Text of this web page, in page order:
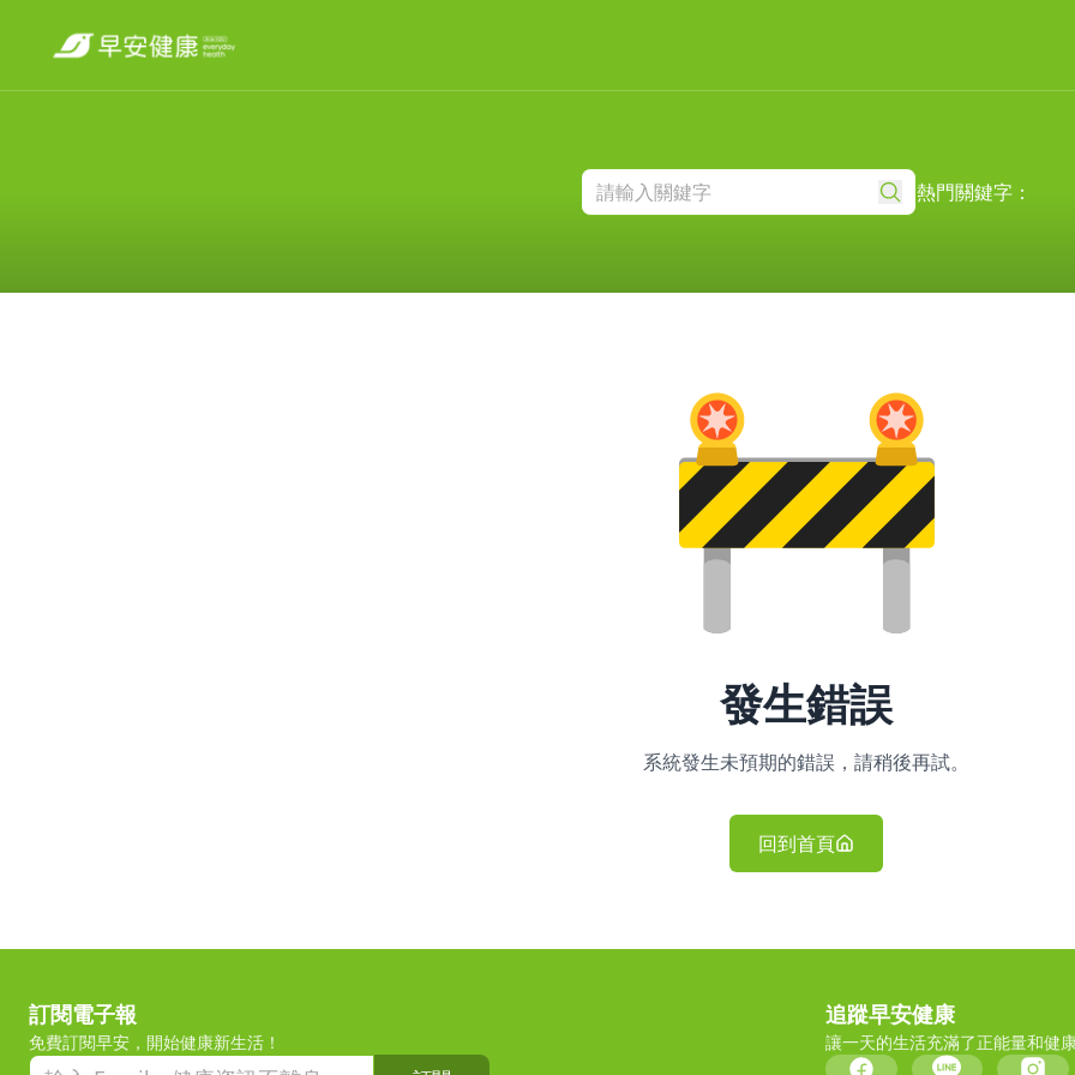
熱門關鍵字：
發生錯誤
系統發生未預期的錯誤，請稍後再試。
回到首頁
訂閱電子報
免費訂閱早安，開始健康新生活！
追蹤早安健康
讓一天的生活充滿了正能量和健